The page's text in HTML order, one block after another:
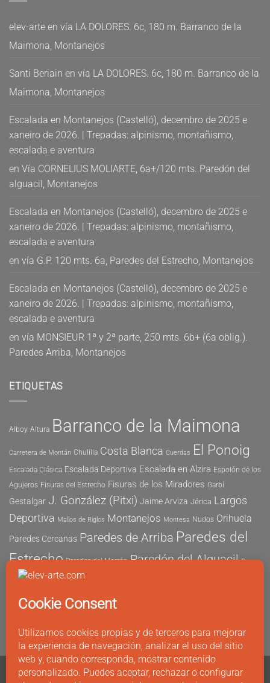
elev-arte en vía LA DOLORES. 6c, 180 m. Barranco de la
Maimona, Montanejos
Santi Beriain en vía LA DOLORES. 6c, 180 m. Barranco de la
Maimona, Montanejos
Escalada en Montanejos (Castelló), decembro de 2025 e
xaneiro de 2026. | Trepadas: alpinismo, montañismo,
escalada e aventura
en Vía CORNELIUS MOLIARTE, 6a+/120 mts. Paredón del
alguacil, Montanejos
Escalada en Montanejos (Castelló), decembro de 2025 e
xaneiro de 2026. | Trepadas: alpinismo, montañismo,
escalada e aventura
en vía G.P. 120 mts. 6a, Paredes del Estrecho, Montanejos
Escalada en Montanejos (Castelló), decembro de 2025 e
xaneiro de 2026. | Trepadas: alpinismo, montañismo,
escalada e aventura
en vía MONSIEUR 1ª y 2ª parte, 250 mts. 6b+ (6a oblig.).
Paredes Arriba, Montanejos
ETIQUETAS
Alboy Altura Barranco de la Maimona
Carretera de Montán Chulilla Costa Blanca Cuerdas El Ponoig
Escalada Clásica Escalada Deportiva Escalada en Alzira Espolón de los
Agujeros Fisuras del Estrecho Fisuras de los Miradores Garbí
Gestalgar J. González (Pitxi) Jaime Arviza Jérica Largos
Deportiva Mallos de Riglos Montanejos Montesa Nudos Orihuela
Paredes Cercanas Paredes de Arriba Paredes del
Estrecho Paredes del Morrón Paredón del Alguacil Pau
Vicent Peña María Peñón de Ifach
Este Sector Sur Sector Tubo Seguridad
Fuertes Álvaro Vernich